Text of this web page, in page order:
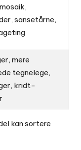
sansetårne,
mere
tegnelege,
kridt-
kan sortere